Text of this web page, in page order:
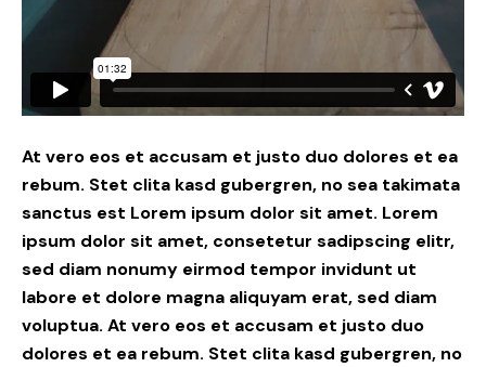
At vero eos et accusam et justo duo dolores et ea
rebum. Stet clita kasd gubergren, no sea takimata
sanctus est Lorem ipsum dolor sit amet. Lorem
ipsum dolor sit amet, consetetur sadipscing elitr,
sed diam nonumy eirmod tempor invidunt ut
labore et dolore magna aliquyam erat, sed diam
voluptua. At vero eos et accusam et justo duo
dolores et ea rebum. Stet clita kasd gubergren, no